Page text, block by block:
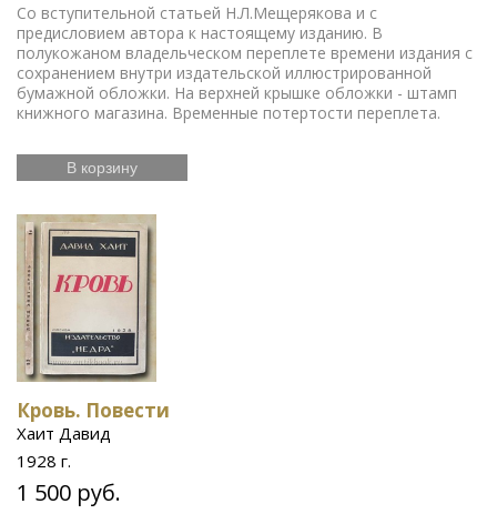
Со вступительной статьей Н.Л.Мещерякова и с
предисловием автора к настоящему изданию. В
полукожаном владельческом переплете времени издания с
сохранением внутри издательской иллюстрированной
бумажной обложки. На верхней крышке обложки - штамп
книжного магазина. Временные потертости переплета.
В корзину
Кровь. Повести
Хаит Давид
1928 г.
1 500 руб.